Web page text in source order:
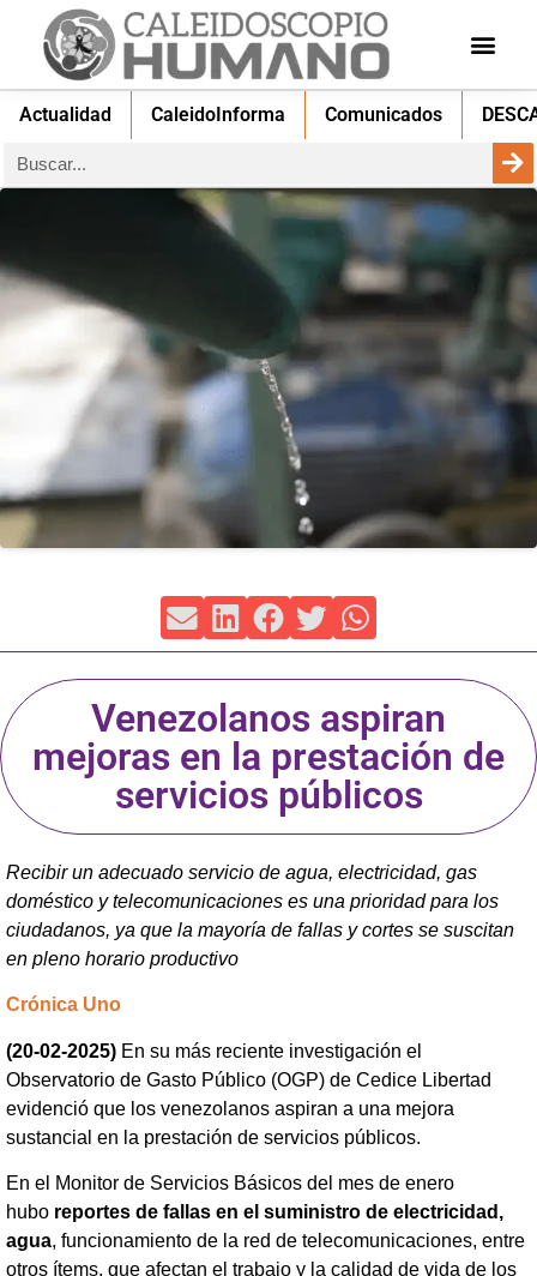
Actualidad CaleidoInforma Comunicados
Venezolanos aspiran
mejoras en la prestación de
servicios públicos
Recibir un adecuado servicio de agua, electricidad, gas
doméstico y telecomunicaciones es una prioridad para los
ciudadanos, ya que la mayoría de fallas y cortes se suscitan
en pleno horario productivo
Crónica Uno
(20-02-2025) En su más reciente investigación el
Observatorio de Gasto Público (OGP) de Cedice Libertad
evidenció que los venezolanos aspiran a una mejora
sustancial en la prestación de servicios públicos.
En el Monitor de Servicios Básicos del mes de enero
hubo reportes de fallas en el suministro de electricidad,
agua, funcionamiento de la red de telecomunicaciones, entre
otros ítems, que afectan el trabajo y la calidad de vida de los